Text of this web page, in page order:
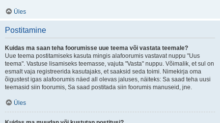
Üles
Postitamine
Kuidas ma saan teha foorumisse uue teema või vastata teemale?
Uue teema postitamiseks kasuta mingis alafoorumis vastavat nuppu "Uus
teema". Vastuse lisamiseks teemasse, vajuta "Vasta" nuppu. Võimalik, et sul on
esmalt vaja registreerida kasutajaks, et saaksid seda toimi. Nimekirja oma
õigustest igas alafoorumis näed all olevas jaluses, näiteks: Sa saad teha uusi
teemasid siin foorumis, Sa saad postitada siin foorumis manuseid, jne.
Üles